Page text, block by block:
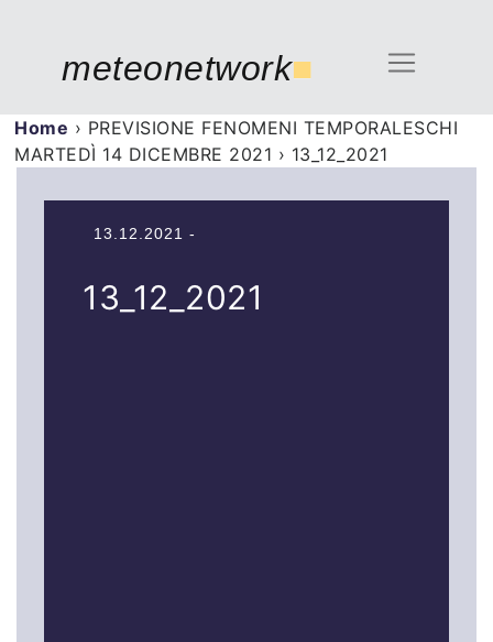
meteonetwork■
Home › PREVISIONE FENOMENI TEMPORALESCHI
MARTEDÌ 14 DICEMBRE 2021 › 13_12_2021
13.12.2021 -
13_12_2021